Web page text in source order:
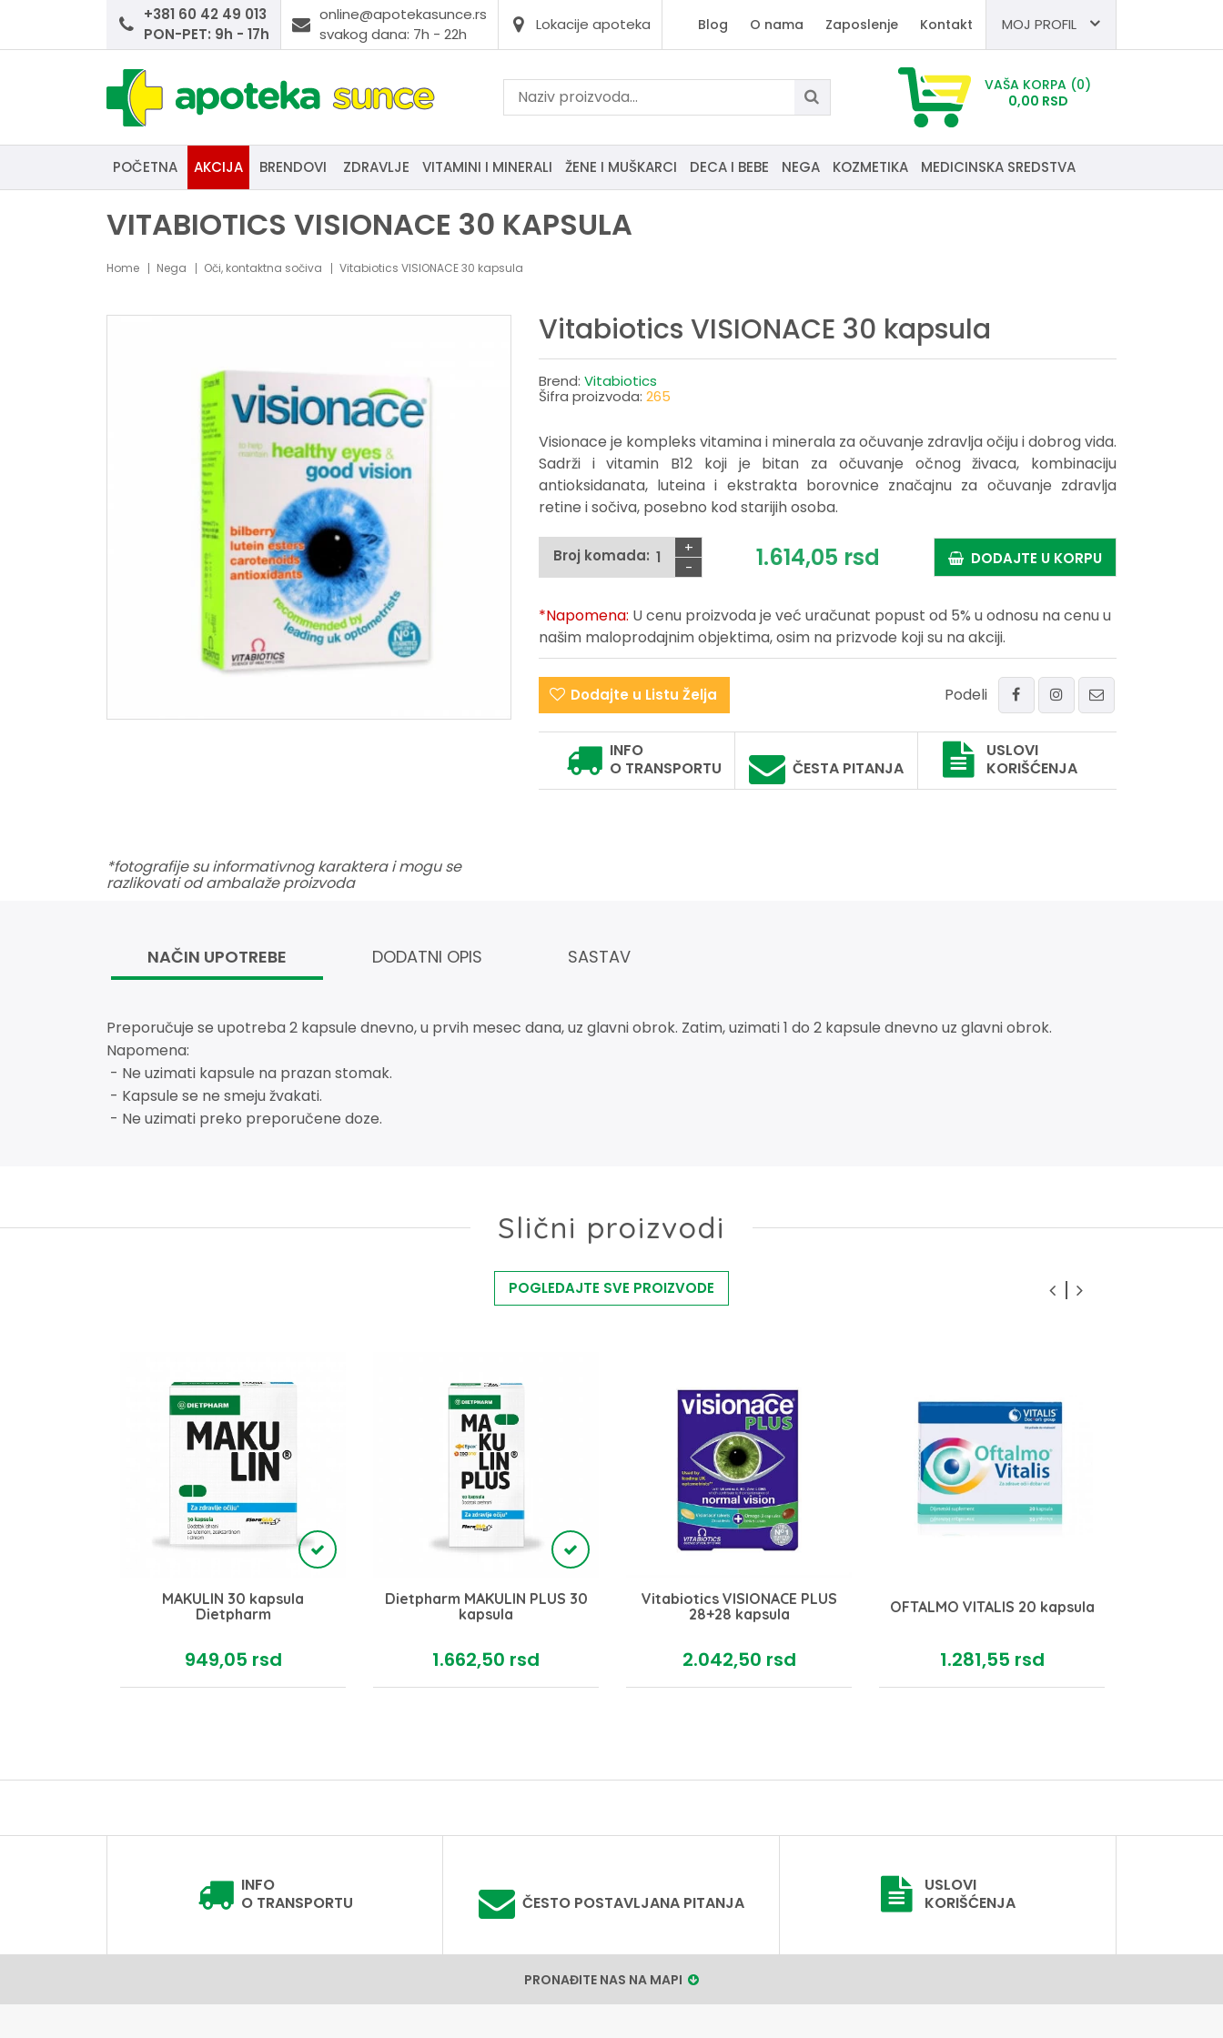
+381 60 42 49 013
PON-PET: 9h - 17h
online@apotekasunce.rs
svakog dana: 7h - 22h
Lokacije apoteka Blog O nama Zaposlenje Kontakt MOJ PROFIL
VAŠA KORPA (0)
0,00 RSD
POČETNA AKCIJA BRENDOVI ZDRAVLJE VITAMINI I MINERALI ŽENE I MUŠKARCI DECA I BEBE NEGA KOZMETIKA MEDICINSKA SREDSTVA
VITABIOTICS VISIONACE 30 KAPSULA
Home Nega Oči, kontaktna sočiva Vitabiotics VISIONACE 30 kapsula
*fotografije su informativnog karaktera i mogu se
razlikovati od ambalaže proizvoda
Vitabiotics VISIONACE 30 kapsula
Brend: Vitabiotics
Šifra proizvoda: 265
Visionace je kompleks vitamina i minerala za očuvanje zdravlja očiju i dobrog vida.
Sadrži i vitamin B12 koji je bitan za očuvanje očnog živaca, kombinaciju
antioksidanata, luteina i ekstrakta borovnice značajnu za očuvanje zdravlja
retine i sočiva, posebno kod starijih osoba.
Broj komada:
+
-
1.614,05 rsd DODAJTE U KORPU
*Napomena: U cenu proizvoda je već uračunat popust od 5% u odnosu na cenu u
našim maloprodajnim objektima, osim na prizvode koji su na akciji.
Dodajte u Listu Želja Podeli
INFO
O TRANSPORTU
ČESTA PITANJA
USLOVI
KORIŠĆENJA
NAČIN UPOTREBE DODATNI OPIS SASTAV
Preporučuje se upotreba 2 kapsule dnevno, u prvih mesec dana, uz glavni obrok. Zatim, uzimati 1 do 2 kapsule dnevno uz glavni obrok.
Napomena:
- Ne uzimati kapsule na prazan stomak.
- Kapsule se ne smeju žvakati.
- Ne uzimati preko preporučene doze.
Slični proizvodi
POGLEDAJTE SVE PROIZVODE
MAKULIN 30 kapsula
Dietpharm
949,05 rsd
Dietpharm MAKULIN PLUS 30
kapsula
1.662,50 rsd
Vitabiotics VISIONACE PLUS
28+28 kapsula
2.042,50 rsd
OFTALMO VITALIS 20 kapsula
1.281,55 rsd
INFO
O TRANSPORTU
ČESTO POSTAVLJANA PITANJA
USLOVI
KORIŠĆENJA
PRONAĐITE NAS NA MAPI